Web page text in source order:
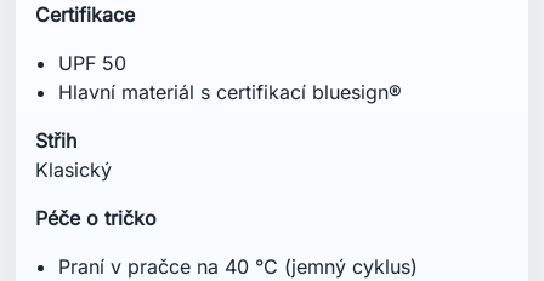
Certifikace
UPF 50
Hlavní materiál s certifikací bluesign®
Střih
Klasický
Péče o tričko
Praní v pračce na 40 °C (jemný cyklus)